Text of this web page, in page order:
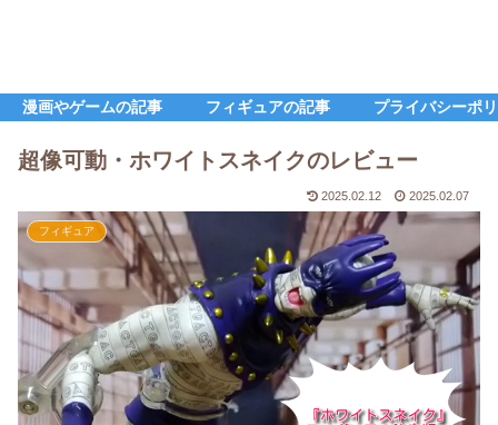
漫画やゲームの記事 フィギュアの記事 プライバシーポ
超像可動・ホワイトスネイクのレビュー
2025.02.12 2025.02.07
フィギュア